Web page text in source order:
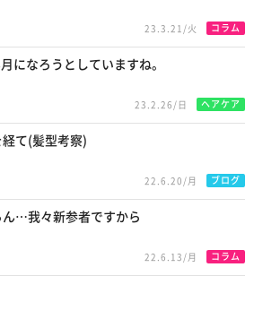
23.3.21/火 コラム
になろうとしていますね。
23.2.26/日 ヘアケア
て(髪型考察)
22.6.20/月 ブログ
…我々新参者ですから
22.6.13/月 コラム